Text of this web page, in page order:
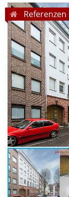
Referenzen